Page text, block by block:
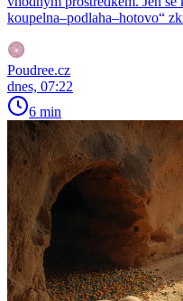
koupelna–podlaha–hotovo“
Poudree.cz
dnes, 07:22
6 min